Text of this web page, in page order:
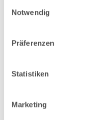
Notwendig
Präferenzen
Statistiken
Marketing
Der vermutlich
Einwinterung ist die
in der...